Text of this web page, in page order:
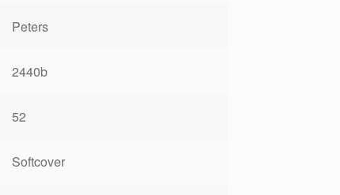
Peters
2440b
52
Softcover